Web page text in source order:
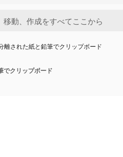
離された紙と鉛筆でクリップボード
でクリップボード